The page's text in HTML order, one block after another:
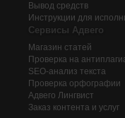
Вывод средств
Инструкции для
Сервисы Адвего
Магазин статей
Проверка на
SEO-анализ текста
Проверка орфографии
Адвего Лингвист
Заказ контента и услуг